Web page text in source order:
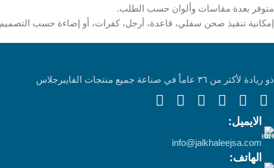
متوفر بعدة مقاسات وألوان حسب الطلب.
إمكانية تنفيذ صحن سفلي، قاعدة، أرجل، كفرات، أو إضاءة حسب
ذو ريادة لأكثر من ٣٦ عاماً في صناعة جميع منتجات الفايبرجلاس
الايميل:
info@jalkhaleejsa.com
الهاتف: